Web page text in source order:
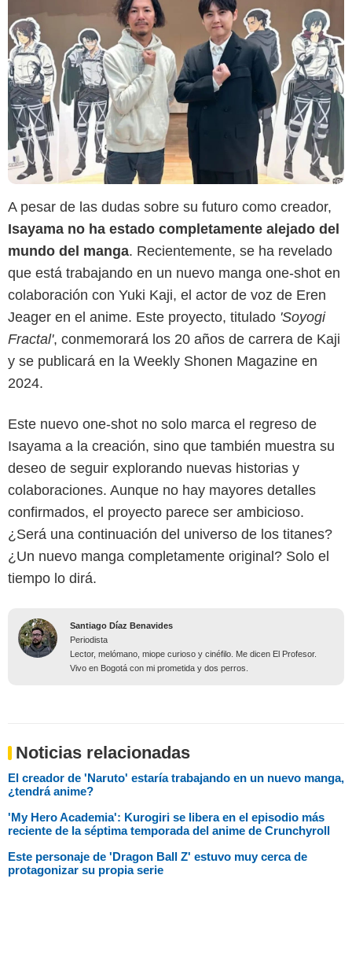
A pesar de las dudas sobre su futuro como creador,
Isayama no ha estado completamente alejado del
mundo del manga. Recientemente, se ha revelado
que está trabajando en un nuevo manga one-shot en
colaboración con Yuki Kaji, el actor de voz de Eren
Jeager en el anime. Este proyecto, titulado 'Soyogi
Fractal', conmemorará los 20 años de carrera de Kaji
y se publicará en la Weekly Shonen Magazine en
2024.
Este nuevo one-shot no solo marca el regreso de
Isayama a la creación, sino que también muestra su
deseo de seguir explorando nuevas historias y
colaboraciones. Aunque no hay mayores detalles
confirmados, el proyecto parece ser ambicioso.
¿Será una continuación del universo de los titanes?
¿Un nuevo manga completamente original? Solo el
tiempo lo dirá.
Santiago Díaz Benavides
Periodista
Lector, melómano, miope curioso y cinéfilo. Me dicen El Profesor.
Vivo en Bogotá con mi prometida y dos perros.
Noticias relacionadas
El creador de 'Naruto' estaría trabajando en un nuevo manga,
¿tendrá anime?
'My Hero Academia': Kurogiri se libera en el episodio más
reciente de la séptima temporada del anime de Crunchyroll
Este personaje de 'Dragon Ball Z' estuvo muy cerca de
protagonizar su propia serie